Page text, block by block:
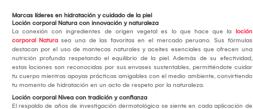
Marcas líderes en hidratación y cuidado de la piel
Loción corporal Natura con innovación y naturaleza
La conexión con ingredientes de origen vegetal es lo que hace que la
loción
corporal Naturasea una de las favoritas en el mercado peruano. Sus fórmulas
destacan por el uso de mantecas naturales y aceites esenciales que ofrecen una
nutrición profunda respetando el equilibrio de la piel. Además de su efectividad,
estas lociones son reconocidas por sus envases sustentables, permitiéndote cuidar
tu cuerpo mientras apoyas prácticas amigables con el medio ambiente, convirtiendo
tu momento de hidratación en un acto de respeto por la naturaleza.
Loción corporal Nivea con tradición y confianza
El respaldo de años de investigación dermatológica se siente en cada aplicación de